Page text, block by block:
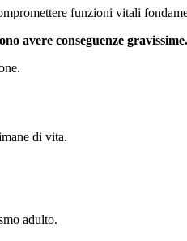
funzioni vitali
avere conseguenze gravissime.
di vita.
adulto.